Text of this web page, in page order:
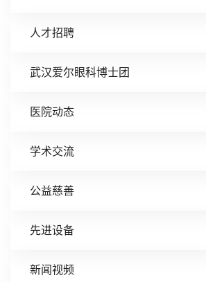
人才招聘
武汉爱尔眼科博士团
医院动态
学术交流
公益慈善
先进设备
新闻视频